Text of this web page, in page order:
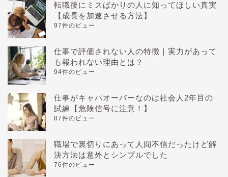
転職後にミスばかりの人に知ってほしい真実
【成長を加速させる方法】
97件のビュー
仕事で評価されない人の特徴｜実力があって
も報われない理由とは？
94件のビュー
仕事がキャパオーバーなのは社会人2年目の
試練【危険信号に注意！】
87件のビュー
職場で裏切りにあって人間不信だったけど解
決方法は意外とシンプルでした
76件のビュー